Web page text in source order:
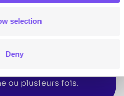
selection
Deny
récompense
ou plusieurs fois.